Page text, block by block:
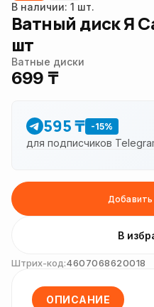
В наличии: 1 шт.
Ватный диск Я
шт
Ватные диски
699 ₸
595 ₸ -15%
для подписчиков
Добавить
В
Штрих-код:4607068620018
ОПИСАНИЕ